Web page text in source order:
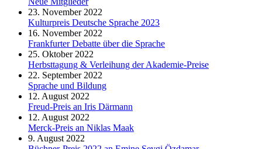
23. November 2022
Kulturpreis Deutsche Sprache 2023
16. November 2022
Frankfurter Debatte über die Sprache
25. Oktober 2022
Herbsttagung & Verleihung der Akademie-Preise
22. September 2022
Sprache und Bildung
12. August 2022
Freud-Preis an Iris Därmann
12. August 2022
Merck-Preis an Niklas Maak
9. August 2022